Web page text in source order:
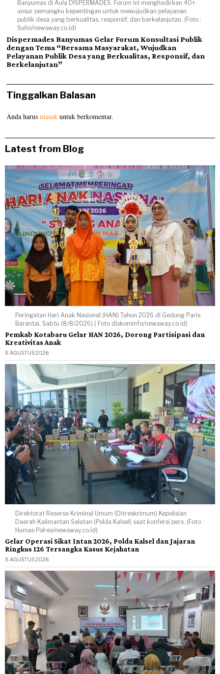
Banyumas di Aula DISPERMADES. Forum ini menghadirkan 40+
unsur pemangku kepentingan untuk mewujudkan pelayanan
publik desa yang berkualitas, responsif, dan berkelanjutan. (Foto :
Suho/newsway.co.id)
Dispermades Banyumas Gelar Forum Konsultasi Publik
dengan Tema “Bersama Masyarakat, Wujudkan
Pelayanan Publik Desa yang Berkualitas, Responsif, dan
Berkelanjutan”
Tinggalkan Balasan
Anda harusmasuk untuk berkomentar.
Latest from Blog
Peringatan Hari Anak Nasional (HAN) Tahun 2026 di Gedung Paris
Barantai, Sabtu (8/8/2026).( Foto diskominfo/newsway.co.id)
Pemkab Kotabaru Gelar HAN 2026, Dorong Partisipasi dan
Kreativitas Anak
8 AGUSTUS 2026
Direktorat Reserse Kriminal Umum (Ditreskrimum) Kepolisian
Daerah Kalimantan Selatan (Polda Kalsel) saat konfersi pers. (Foto :
Humas Polres/newsway.co.id)
Gelar Operasi Sikat Intan 2026, Polda Kalsel dan Jajaran
Ringkus 126 Tersangka Kasus Kejahatan
8 AGUSTUS 2026